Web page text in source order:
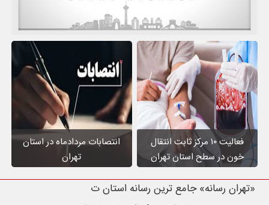
فعالیت ۱۰ مرکز ثابت انتقال
خون در سطح استان تهران
انتصابات مردادماه در استان
تهران
«تهران رسانه» جامع ترین رسانه استان تهران